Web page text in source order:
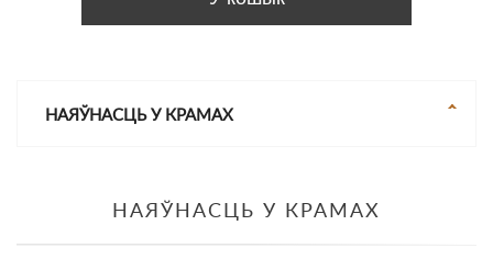
НАЯЎНАСЦЬ У КРАМАХ
НАЯЎНАСЦЬ У КРАМАХ